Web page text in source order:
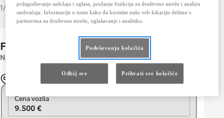
1/12
Fiat Doblo
N/A
Cena vozila
9.500 €
prilagođavanje sadržaja i oglasa, pružanje funkcija za društvene mreže i analizu
saobraćaja. Informacije o tome kako da koristite našu veb lokaciju delimo s
partnerima za društvene mreže, oglašavanje i analitiku.
Podešavanja kolačića
Odbij sve Prihvati sve kolačiće